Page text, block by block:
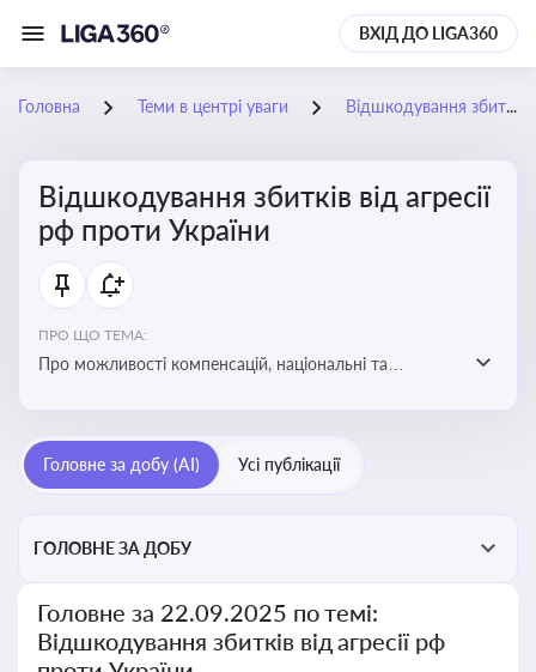
ВХІД ДО LIGA360
Головна Теми в центрі уваги Відшкодування збитків від агресії рф проти України
Відшкодування збитків від агресії
рф проти України
ПРО ЩО ТЕМА:
Про можливості компенсацій, національні та
Головне за добу (AI) Усі публікації
ГОЛОВНЕ ЗА ДОБУ
Головне за 22.09.2025 по темі:
Відшкодування збитків від агресії рф